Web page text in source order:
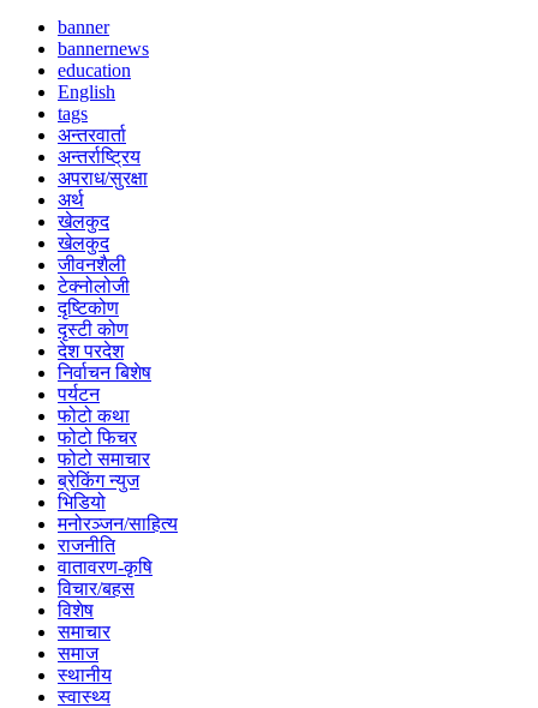
banner
bannernews
education
English
tags
अन्तरवार्ता
अन्तर्राष्ट्रिय
अपराध/सुरक्षा
अर्थ
खेलकुद
खेलकुद
जीवनशैली
टेक्नोलोजी
दृष्टिकोण
दृस्टी कोण
देश परदेश
निर्वाचन बिशेष
पर्यटन
फोटो कथा
फोटो फिचर
फोटो समाचार
ब्रेकिंग न्युज
भिडियो
मनोरञ्जन/साहित्य
राजनीति
वातावरण-कृषि
विचार/बहस
विशेष
समाचार
समाज
स्थानीय
स्वास्थ्य